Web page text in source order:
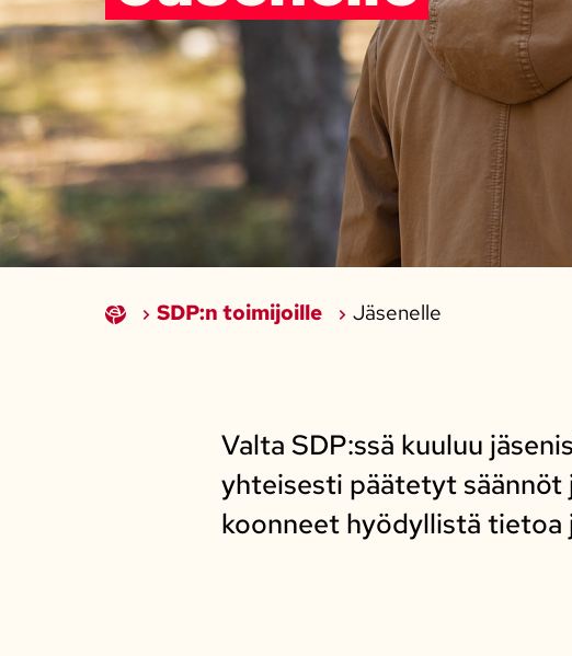
SDP:n toimijoille Jäsenelle
Valta SDP:ssä kuuluu
yhteisesti päätetyt säännöt
koonneet hyödyllistä tietoa